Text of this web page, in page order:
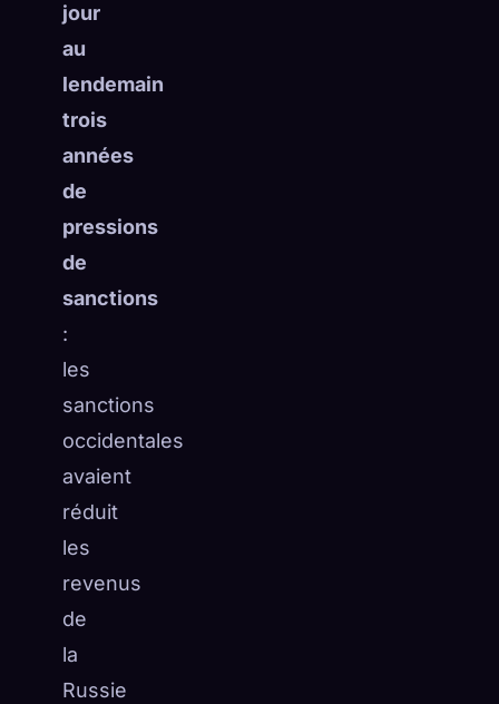
jour
au
lendemain
trois
années
de
pressions
de
sanctions
:
les
sanctions
occidentales
avaient
réduit
les
revenus
de
la
Russie